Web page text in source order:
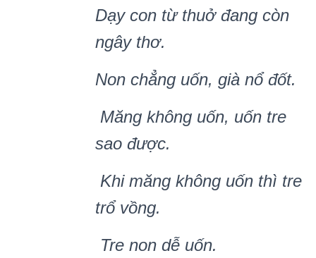
Dạy con từ thuởđang còn
ngây thơ.
Non chẳng uốn, già nổđốt.
Măng không uốn, uốn tre
sao được.
Khi măng không uốn thì tre
trổvồng.
Tre non dễ uốn.